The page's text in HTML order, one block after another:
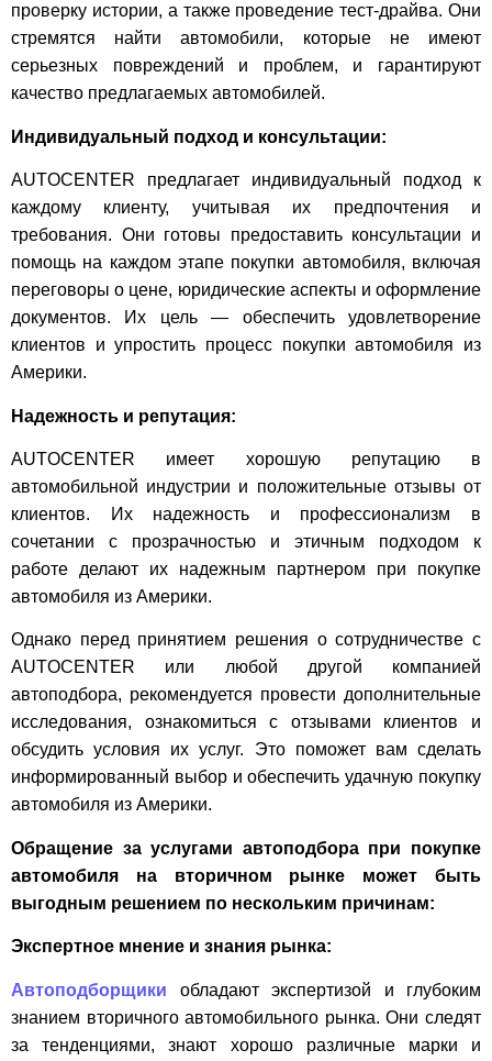
проверку истории, а также проведение тест-драйва. Они
стремятся найти автомобили, которые не имеют
серьезных повреждений и проблем, и гарантируют
качество предлагаемых автомобилей.
Индивидуальный подход и консультации:
AUTOCENTER предлагает индивидуальный подход к
каждому клиенту, учитывая их предпочтения и
требования. Они готовы предоставить консультации и
помощь на каждом этапе покупки автомобиля, включая
переговоры о цене, юридические аспекты и оформление
документов. Их цель — обеспечить удовлетворение
клиентов и упростить процесс покупки автомобиля из
Америки.
Надежность и репутация:
AUTOCENTER имеет хорошую репутацию в
автомобильной индустрии и положительные отзывы от
клиентов. Их надежность и профессионализм в
сочетании с прозрачностью и этичным подходом к
работе делают их надежным партнером при покупке
автомобиля из Америки.
Однако перед принятием решения о сотрудничестве с
AUTOCENTER или любой другой компанией
автоподбора, рекомендуется провести дополнительные
исследования, ознакомиться с отзывами клиентов и
обсудить условия их услуг. Это поможет вам сделать
информированный выбор и обеспечить удачную покупку
автомобиля из Америки.
Обращение за услугами автоподбора при покупке
автомобиля на вторичном рынке может быть
выгодным решением по нескольким причинам:
Экспертное мнение и знания рынка:
Автоподборщики обладают экспертизой и глубоким
знанием вторичного автомобильного рынка. Они следят
за тенденциями, знают хорошо различные марки и